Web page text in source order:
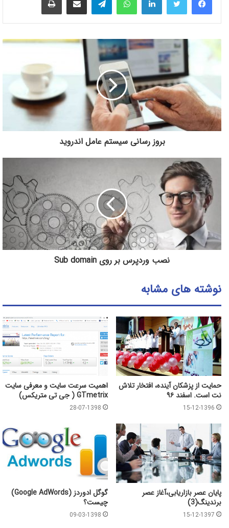
بروز رسانی سیستم عامل اندروید
نصب وردپرس بر روی Sub domain
نوشته های مشابه
حمایت از پزشکان آینده، افتخار تلاش
نت است. اسفند ۹۶
15-12-1396
اهمیت سرعت سایت و معرفی سایت
GTmetrix ( جی تی متریکس)
28-07-1398
پایان عصر بازاریابی،آغاز عصر
برندینگ(3)
15-12-1397
گوگل ادوردز (Google AdWords)
چیست؟
09-03-1398